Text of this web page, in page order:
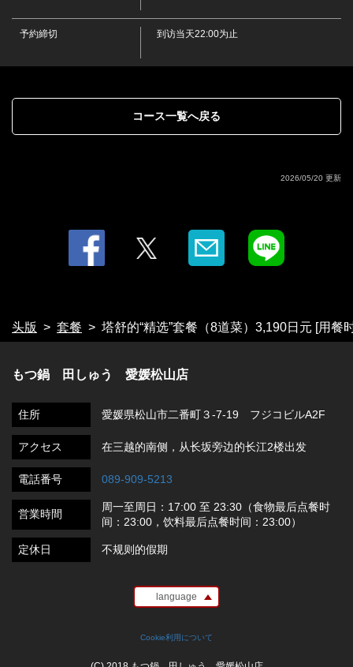
予約締切 到访当天22:00为止
コース一覧へ戻る
2026/05/20 更新
头版 套餐 塔舒的“精选”套餐（8道菜）3,190日元 [用餐
お店情報をコピー
閉じる
もつ鍋 田しゅう 愛媛松山店
住所 愛媛県松山市二番町３-7-19 フジコビルA2F
アクセス 在三越的南侧，从长坂旁边的长江2楼出发
電話番号 089-909-5213
営業時間
周一至周日：17:00 至 23:30（食物最后点餐时
间：23:00，饮料最后点餐时间：23:00）
定休日 不规则的假期
language
Cookie利用について